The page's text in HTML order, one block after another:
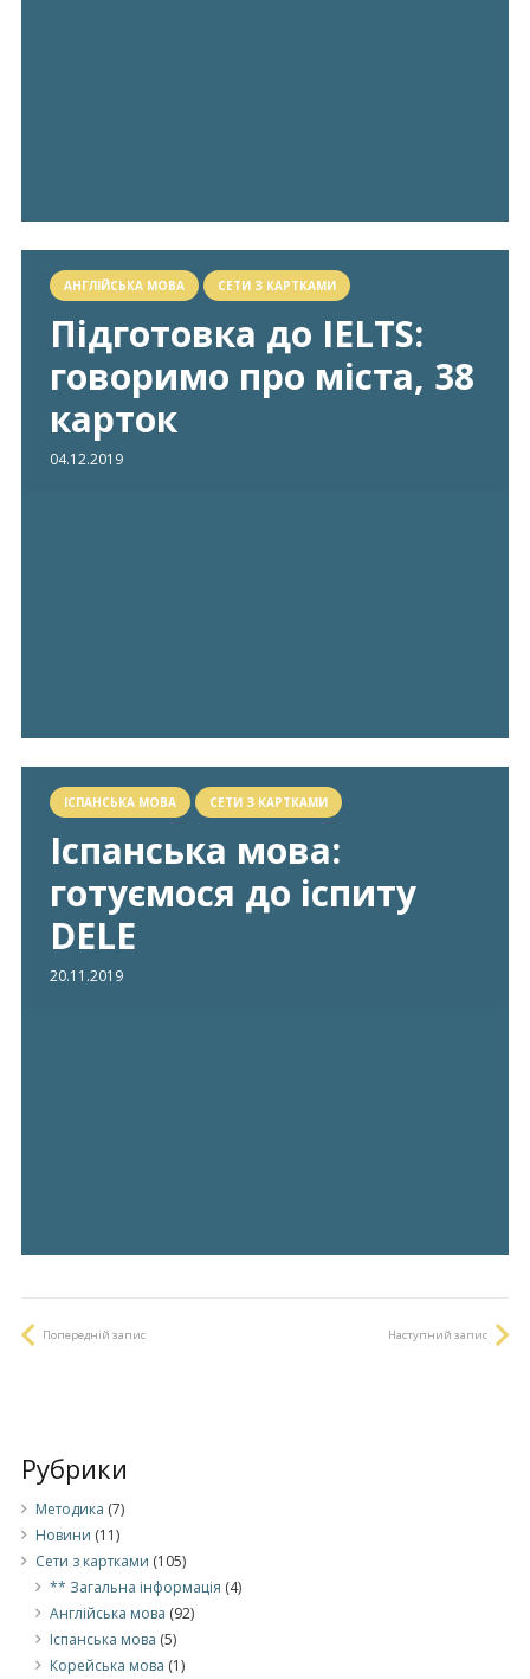
АНГЛІЙСЬКА МОВА СЕТИ З КАРТКАМИ
Підготовка до IELTS:
говоримо про міста, 38
карток
04.12.2019
ІСПАНСЬКА МОВА СЕТИ З КАРТКАМИ
Іспанська мова:
готуємося до іспиту
DELE
20.11.2019
Попередній запис Наступний запис
Рубрики
Методика (7)
Новини (11)
Сети з картками (105)
** Загальна інформація (4)
Англійська мова (92)
Іспанська мова (5)
Корейська мова (1)